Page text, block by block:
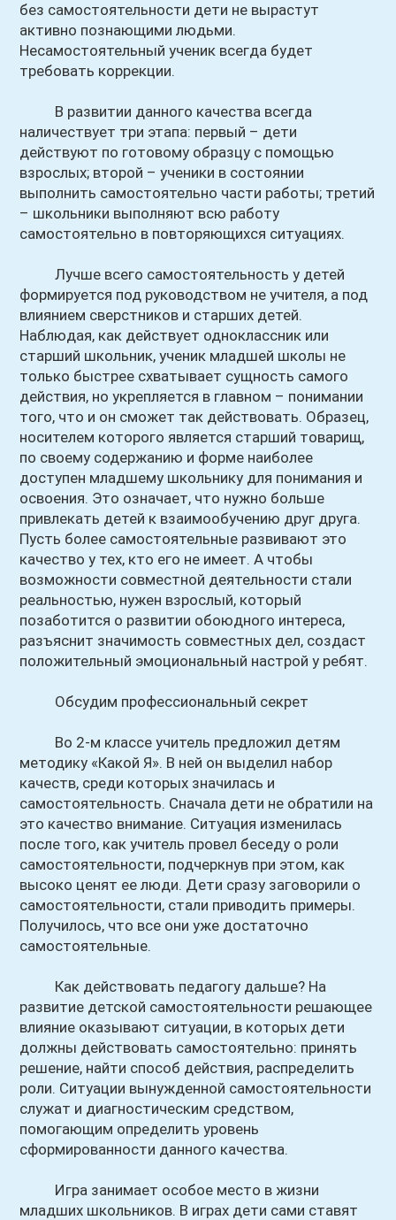
без самостоятельности дети не вырастут
активно познающими людьми.
Несамостоятельный ученик всегда будет
требовать коррекции.
В развитии данного качества всегда
наличествует три этапа: первый – дети
действуют по готовому образцу с помощью
взрослых; второй – ученики в состоянии
выполнить самостоятельно части работы; третий
– школьники выполняют всю работу
самостоятельно в повторяющихся ситуациях.
Лучше всего самостоятельность у детей
формируется под руководством не учителя, а под
влиянием сверстников и старших детей.
Наблюдая, как действует одноклассник или
старший школьник, ученик младшей школы не
только быстрее схватывает сущность самого
действия, но укрепляется в главном – понимании
того, что и он сможет так действовать. Образец,
носителем которого является старший товарищ,
по своему содержанию и форме наиболее
доступен младшему школьнику для понимания и
освоения. Это означает, что нужно больше
привлекать детей к взаимообучению друг друга.
Пусть более самостоятельные развивают это
качество у тех, кто его не имеет. А чтобы
возможности совместной деятельности стали
реальностью, нужен взрослый, который
позаботится о развитии обоюдного интереса,
разъяснит значимость совместных дел, создаст
положительный эмоциональный настрой у ребят.
Обсудим профессиональный секрет
Во 2-м классе учитель предложил детям
методику «Какой Я». В ней он выделил набор
качеств, среди которых значилась и
самостоятельность. Сначала дети не обратили на
это качество внимание. Ситуация изменилась
после того, как учитель провел беседу о роли
самостоятельности, подчеркнув при этом, как
высоко ценят ее люди. Дети сразу заговорили о
самостоятельности, стали приводить примеры.
Получилось, что все они уже достаточно
самостоятельные.
Как действовать педагогу дальше? На
развитие детской самостоятельности решающее
влияние оказывают ситуации, в которых дети
должны действовать самостоятельно: принять
решение, найти способ действия, распределить
роли. Ситуации вынужденной самостоятельности
служат и диагностическим средством,
помогающим определить уровень
сформированности данного качества.
Игра занимает особое место в жизни
младших школьников. В играх дети сами ставят